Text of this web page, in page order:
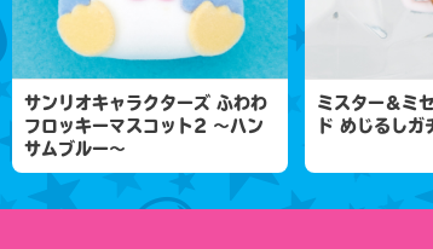
サンリオキャラクターズ ふわわ
フロッキーマスコット2 ～ハン
サムブルー～
ミスター＆ミ
ド めじるしガ